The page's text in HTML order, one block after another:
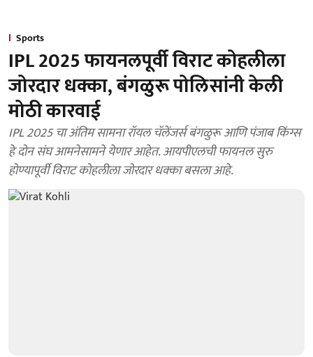
Sports
IPL 2025 फायनलपूर्वी विराट कोहलीला
जोरदार धक्का, बंगळुरू पोलिसांनी केली
मोठी कारवाई
IPL 2025 चा अंतिम सामना रॉयल चॅलेंजर्स बंगळुरू आणि पंजाब किंग्स
हे दोन संघ आमनेसामने येणार आहेत. आयपीएलची फायनल सुरु
होण्यापूर्वी विराट कोहलीला जोरदार धक्का बसला आहे.